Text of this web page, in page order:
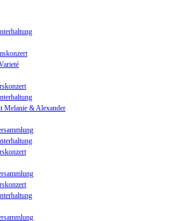
Melanie & Alexander